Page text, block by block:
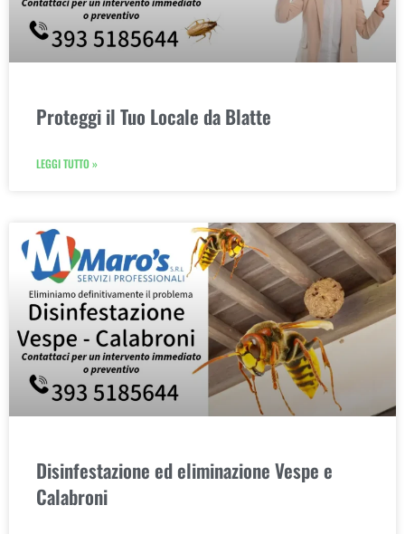
Proteggi il Tuo Locale da Blatte
LEGGI TUTTO »
Disinfestazione ed eliminazione Vespe e
Calabroni